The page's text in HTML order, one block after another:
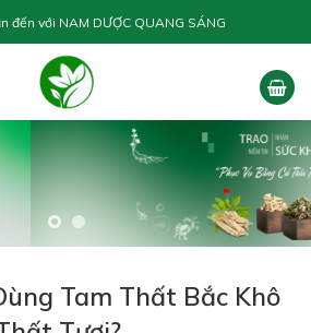
đến với NAM DƯỢC QUANG SÁNG
Tam Thất Bắc Khô